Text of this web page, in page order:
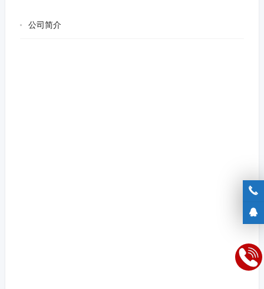
公司简介